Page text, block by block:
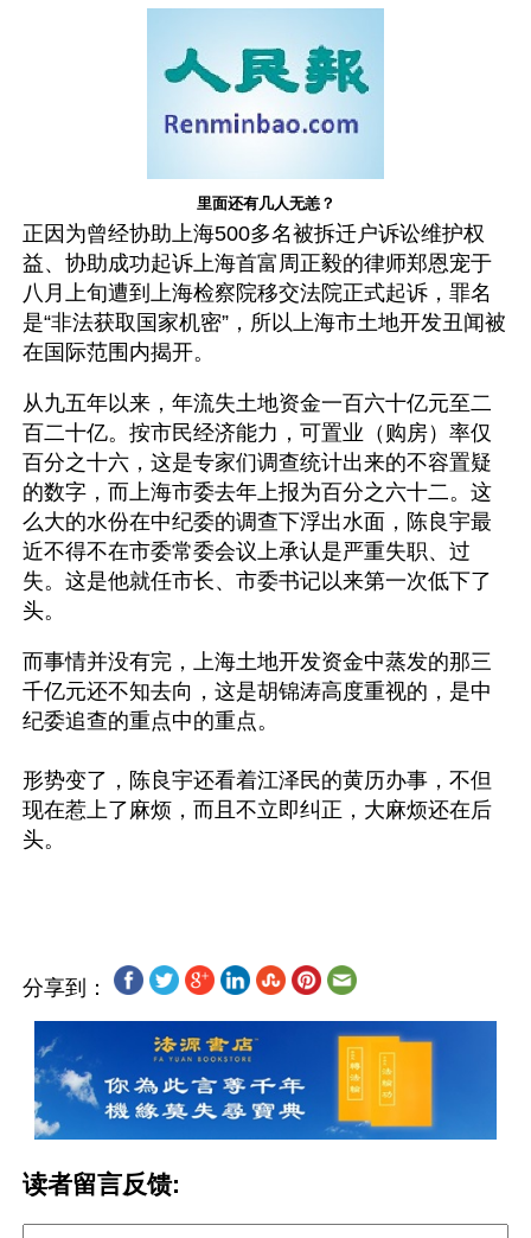
里面还有几人无恙？
正因为曾经协助上海500多名被拆迁户诉讼维护权
益、协助成功起诉上海首富周正毅的律师郑恩宠于
八月上旬遭到上海检察院移交法院正式起诉，罪名
是“非法获取国家机密”，所以上海市土地开发丑闻被
在国际范围内揭开。
从九五年以来，年流失土地资金一百六十亿元至二
百二十亿。按市民经济能力，可置业（购房）率仅
百分之十六，这是专家们调查统计出来的不容置疑
的数字，而上海市委去年上报为百分之六十二。这
么大的水份在中纪委的调查下浮出水面，陈良宇最
近不得不在市委常委会议上承认是严重失职、过
失。这是他就任市长、市委书记以来第一次低下了
头。
而事情并没有完，上海土地开发资金中蒸发的那三
千亿元还不知去向，这是胡锦涛高度重视的，是中
纪委追查的重点中的重点。
形势变了，陈良宇还看着江泽民的黄历办事，不但
现在惹上了麻烦，而且不立即纠正，大麻烦还在后
头。
分享到：
读者留言反馈: